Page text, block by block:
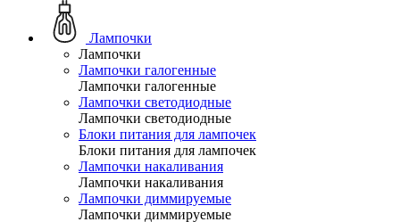
Лампочки
Лампочки
Лампочки галогенные
Лампочки галогенные
Лампочки светодиодные
Лампочки светодиодные
Блоки питания для лампочек
Блоки питания для лампочек
Лампочки накаливания
Лампочки накаливания
Лампочки диммируемые
Лампочки диммируемые